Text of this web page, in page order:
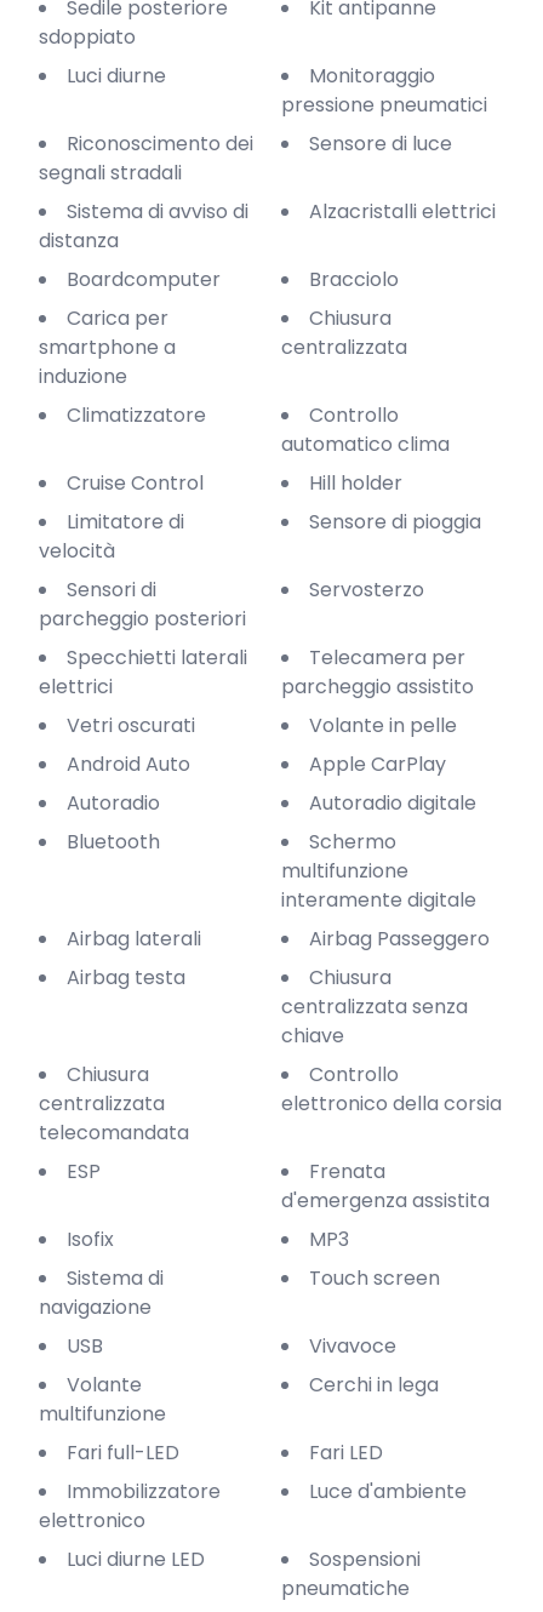
Sedile posteriore
sdoppiato
Kit antipanne
Luci diurne
Monitoraggio
pressione pneumatici
Riconoscimento dei
segnali stradali
Sensore di luce
Sistema di avviso di
distanza
Alzacristalli elettrici
Boardcomputer
Bracciolo
Carica per
smartphone a
induzione
Chiusura
centralizzata
Climatizzatore
Controllo
automatico clima
Cruise Control
Hill holder
Limitatore di
velocità
Sensore di pioggia
Sensori di
parcheggio posteriori
Servosterzo
Specchietti laterali
elettrici
Telecamera per
parcheggio assistito
Vetri oscurati
Volante in pelle
Android Auto
Apple CarPlay
Autoradio
Autoradio digitale
Bluetooth
Schermo
multifunzione
interamente digitale
Airbag laterali
Airbag Passeggero
Airbag testa
Chiusura
centralizzata senza
chiave
Chiusura
centralizzata
telecomandata
Controllo
elettronico della corsia
ESP
Frenata
d'emergenza assistita
Isofix
MP3
Sistema di
navigazione
Touch screen
USB
Vivavoce
Volante
multifunzione
Cerchi in lega
Fari full-LED
Fari LED
Immobilizzatore
elettronico
Luce d'ambiente
Luci diurne LED
Sospensioni
pneumatiche